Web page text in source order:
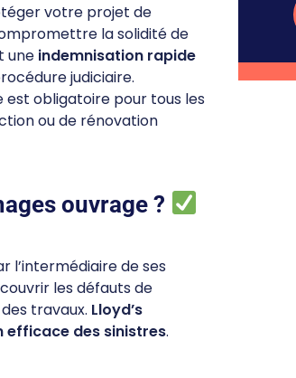
votre projet de
la solidité de
une indemnisation rapide
judiciaire.
est obligatoire pour tous les
ou de rénovation
ouvrage ?
l’intermédiaire de ses
les défauts de
travaux. Lloyd’s
efficace des sinistres.